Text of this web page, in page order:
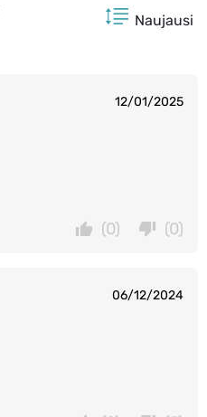
Naujausi
12/01/2025
(0)
(0)
06/12/2024